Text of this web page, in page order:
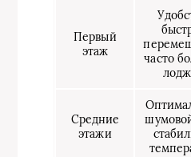
Первый
этаж
часто
Средние
этажи